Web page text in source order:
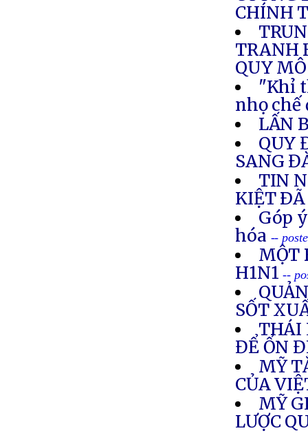
CHÍNH
TRANH
QUY MÔ
"Khỉ
nhọ chế
LẤN
QUY
SANG
TIN
KIỆT
Góp
hóa --
MỘT
H1N1--
SỐT
THÁI
ĐỂ ỔN
MỸ
CỦA
MỸ
LƯỢC